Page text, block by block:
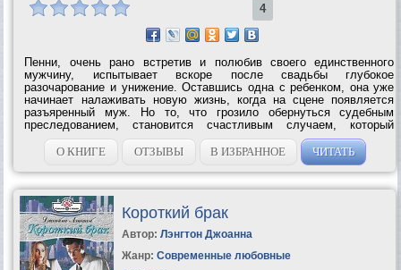
4
Пенни, очень рано встретив и полюбив своего единственного
мужчину, испытывает вскоре после свадьбы глубокое
разочарование и унижение. Оставшись одна с ребенком, она уже
начинает налаживать новую жизнь, когда на сцене появляется
разъяренный муж. Но то, что грозило обернуться судебным
преследованием, становится счастливым случаем, который
помогает любящим супругам устранить все недоразумения и...
О КНИГЕ
ОТЗЫВЫ В ИЗБРАННОЕ ЧИТАТЬ
Короткий брак
Автор: Лэнгтон Джоанна
Жанр: Современные любовные